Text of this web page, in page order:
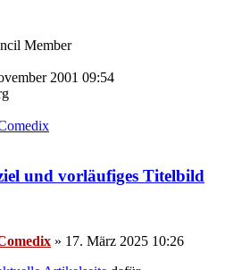
Member
2001 09:54
und vorläufiges Titelbild
» 17. März 2025 10:26